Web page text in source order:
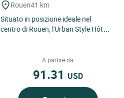
Rouen41 km
Situato in posizione ideale nel
centro di Rouen, l'Urban Style Hôtel
A partire da
91.31 USD